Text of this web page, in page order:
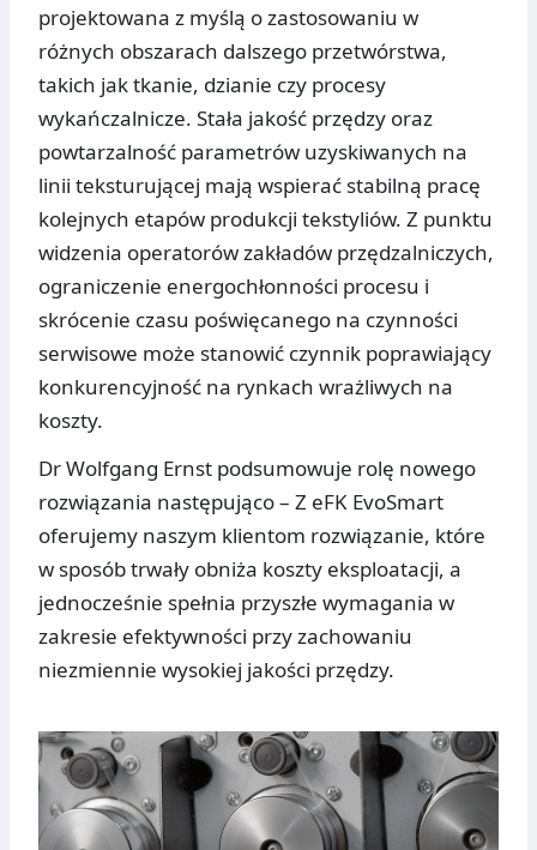
projektowana z myślą o zastosowaniu w
różnych obszarach dalszego przetwórstwa,
takich jak tkanie, dzianie czy procesy
wykańczalnicze. Stała jakość przędzy oraz
powtarzalność parametrów uzyskiwanych na
linii teksturującej mają wspierać stabilną pracę
kolejnych etapów produkcji tekstyliów. Z punktu
widzenia operatorów zakładów przędzalniczych,
ograniczenie energochłonności procesu i
skrócenie czasu poświęcanego na czynności
serwisowe może stanowić czynnik poprawiający
konkurencyjność na rynkach wrażliwych na
koszty.
Dr Wolfgang Ernst podsumowuje rolę nowego
rozwiązania następująco – Z eFK EvoSmart
oferujemy naszym klientom rozwiązanie, które
w sposób trwały obniża koszty eksploatacji, a
jednocześnie spełnia przyszłe wymagania w
zakresie efektywności przy zachowaniu
niezmiennie wysokiej jakości przędzy.